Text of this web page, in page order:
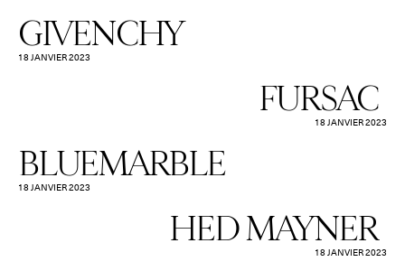
GIVENCHY
18 JANVIER 2023
FURSAC
18 JANVIER 2023
BLUEMARBLE
18 JANVIER 2023
HED MAYNER
18 JANVIER 2023